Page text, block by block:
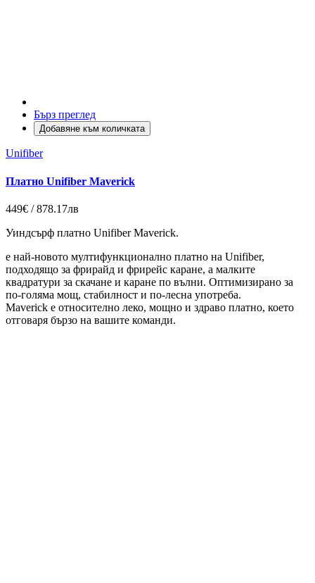
Бърз преглед
Добавяне към количката
Unifiber
Платно Unifiber Maverick
449€ / 878.17лв
Уиндсърф платно Unifiber Maverick.
е най-новото мултифункционално платно на Unifiber,
подходящо за фрирайд и фрирейс каране, а малките
квадратури за скачане и каране по вълни. Оптимизирано за
по-голяма мощ, стабилност и по-лесна употреба.
Maverick е относително леко, мощно и здраво платно, което
отговаря бързо на вашите команди.